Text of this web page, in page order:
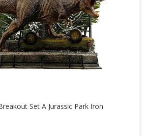
Set A Jurassic Park Iron